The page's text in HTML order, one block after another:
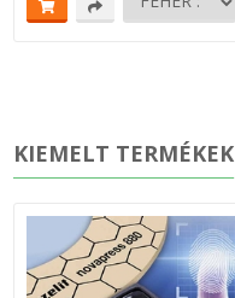
KIEMELT TERMÉKEK